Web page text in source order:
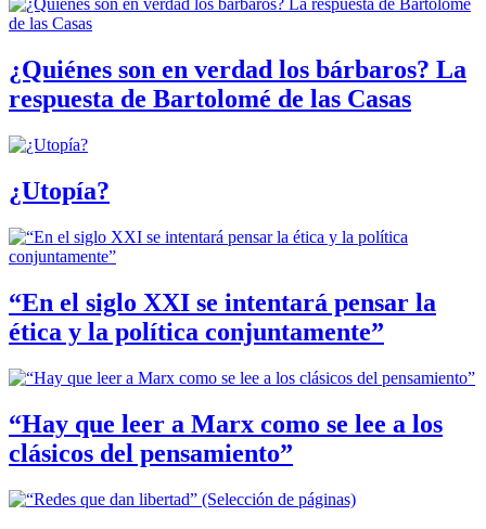
¿Quiénes son en verdad los bárbaros? La
respuesta de Bartolomé de las Casas
¿Utopía?
“En el siglo XXI se intentará pensar la
ética y la política conjuntamente”
“Hay que leer a Marx como se lee a los
clásicos del pensamiento”